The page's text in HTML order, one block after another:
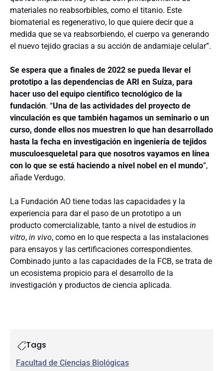
materiales no reabsorbibles, como el titanio. Este
biomaterial es regenerativo, lo que quiere decir que a
medida que se va reabsorbiendo, el cuerpo va generando
el nuevo tejido gracias a su acción de andamiaje celular”.
Se espera que a finales de 2022 se pueda llevar el
prototipo a las dependencias de ARI en Suiza, para
hacer uso del equipo científico tecnológico de la
fundación. “Una de las actividades del proyecto de
vinculación es que también hagamos un seminario o un
curso, donde ellos nos muestren lo que han desarrollado
hasta la fecha en investigación en ingeniería de tejidos
musculoesqueletal para que nosotros vayamos en línea
con lo que se está haciendo a nivel nobel en el mundo”,
añade Verdugo.
La Fundación AO tiene todas las capacidades y la
experiencia para dar el paso de un prototipo a un
producto comercializable, tanto a nivel de estudios in
vitro, in vivo, como en lo que respecta a las instalaciones
para ensayos y las certificaciones correspondientes.
Combinado junto a las capacidades de la FCB, se trata de
un ecosistema propicio para el desarrollo de la
investigación y productos de ciencia aplicada.
Tags
Facultad de Ciencias Biológicas